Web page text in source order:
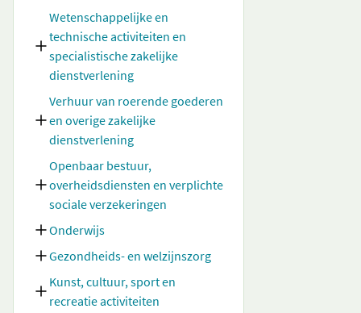
Wetenschappelijke en
technische activiteiten en
specialistische zakelijke
dienstverlening
Verhuur van roerende goederen
en overige zakelijke
dienstverlening
Openbaar bestuur,
overheidsdiensten en verplichte
sociale verzekeringen
Onderwijs
Gezondheids- en welzijnszorg
Kunst, cultuur, sport en
recreatie activiteiten